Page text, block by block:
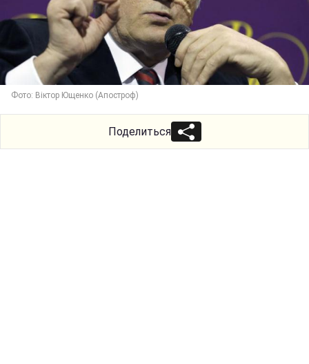
Фото: Віктор Ющенко (Апостроф)
Поделиться